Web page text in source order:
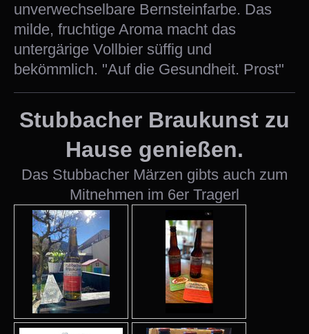
unverwechselbare Bernsteinfarbe. Das
milde, fruchtige Aroma macht das
untergärige Vollbier süffig und
bekömmlich. "Auf die Gesundheit. Prost"
Stubbacher Braukunst zu
Hause genießen.
Das Stubbacher Märzen gibts auch zum
Mitnehmen im 6er Tragerl